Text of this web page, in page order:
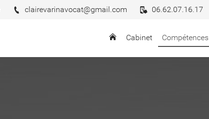
Cabinet Compétences
clairevarinavocat@gmail.com 06.62.07.16.17